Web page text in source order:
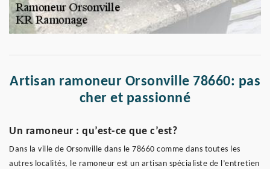
Artisan ramoneur Orsonville 78660: pas
cher et passionné
Un ramoneur : qu’est-ce que c’est?
Dans la ville de Orsonville dans le 78660 comme dans toutes les
autres localités, le ramoneur est un artisan spécialiste de l’entretien